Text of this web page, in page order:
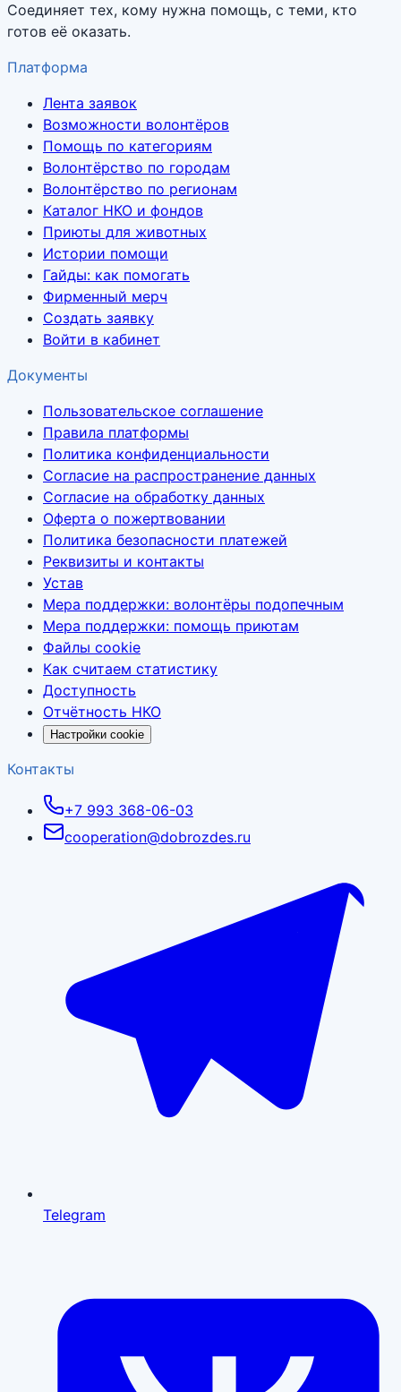
Соединяет тех, кому нужна помощь, с теми, кто
готов её оказать.
Платформа
Лента заявок
Возможности волонтёров
Помощь по категориям
Волонтёрство по городам
Волонтёрство по регионам
Каталог НКО и фондов
Приюты для животных
Истории помощи
Гайды: как помогать
Фирменный мерч
Создать заявку
Войти в кабинет
Документы
Пользовательское соглашение
Правила платформы
Политика конфиденциальности
Согласие на распространение данных
Согласие на обработку данных
Оферта о пожертвовании
Политика безопасности платежей
Реквизиты и контакты
Устав
Мера поддержки: волонтёры подопечным
Мера поддержки: помощь приютам
Файлы cookie
Как считаем статистику
Доступность
Отчётность НКО
Настройки cookie
Контакты
+7 993 368-06-03
cooperation@dobrozdes.ru
Telegram